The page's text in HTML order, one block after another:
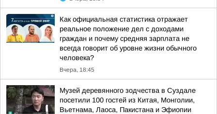
Как официальная статистика отражает
реальное положение дел с доходами
граждан и почему средняя зарплата не
всегда говорит об уровне жизни обычного
человека?
Вчера, 18:45
Музей деревянного зодчества в Суздале
посетили 100 гостей из Китая, Монголии,
Вьетнама, Лаоса, Пакистана и Эфиопии